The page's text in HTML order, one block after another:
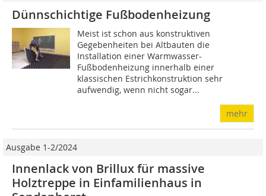
Dünnschichtige Fußbodenheizung
Meist ist schon aus konstruktiven
Gegebenheiten bei Altbauten die
Installation einer Warmwasser-
Fußbodenheizung innerhalb einer
klassischen Estrichkonstruktion sehr
aufwendig, wenn nicht sogar...
mehr
Ausgabe 1-2/2024
Innenlack von Brillux für massive
Holztreppe in Einfamilienhaus in